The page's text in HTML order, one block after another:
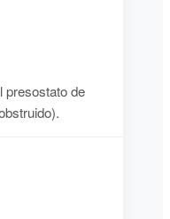
presostato de